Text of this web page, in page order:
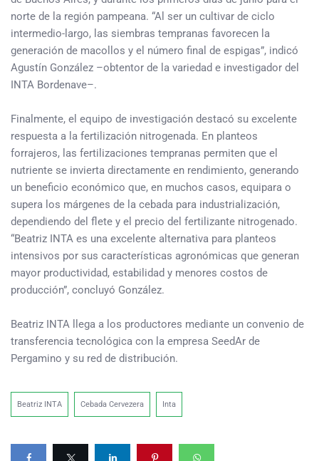
norte de la región pampeana. “Al ser un cultivar de ciclo
intermedio-largo, las siembras tempranas favorecen la
generación de macollos y el número final de espigas”, indicó
Agustín González –obtentor de la variedad e investigador del
INTA Bordenave–.
Finalmente, el equipo de investigación destacó su excelente
respuesta a la fertilización nitrogenada. En planteos
forrajeros, las fertilizaciones tempranas permiten que el
nutriente se invierta directamente en rendimiento, generando
un beneficio económico que, en muchos casos, equipara o
supera los márgenes de la cebada para industrialización,
dependiendo del flete y el precio del fertilizante nitrogenado.
“Beatriz INTA es una excelente alternativa para planteos
intensivos por sus características agronómicas que generan
mayor productividad, estabilidad y menores costos de
producción”, concluyó González.
Beatriz INTA llega a los productores mediante un convenio de
transferencia tecnológica con la empresa SeedAr de
Pergamino y su red de distribución.
Beatriz INTA Cebada Cervezera Inta